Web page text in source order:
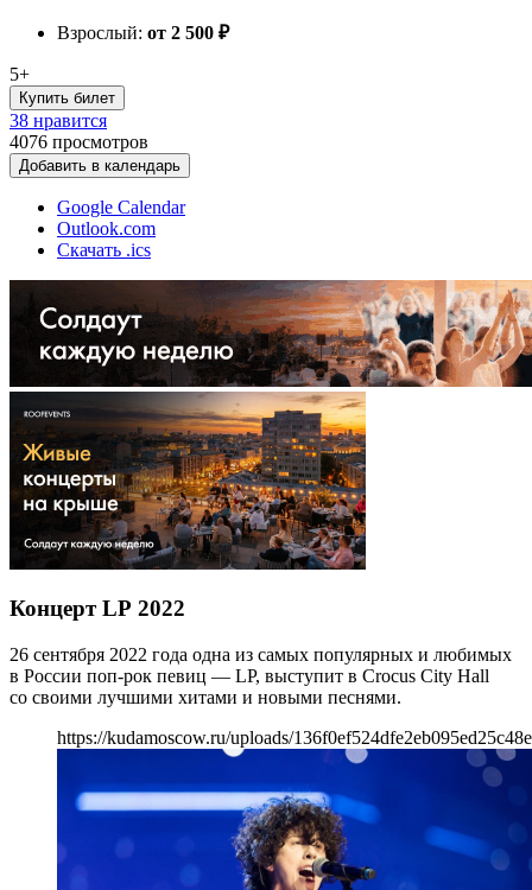
Взрослый: от 2 500 ₽
5+
Купить билет
38 нравится
4076 просмотров
Добавить в календарь
Google Calendar
Outlook.com
Скачать .ics
Концерт LP 2022
26 сентября 2022 года одна из самых популярных и любимых
в России поп-рок певиц — LP, выступит в Crocus City Hall
со своими лучшими хитами и новыми песнями.
https://kudamoscow.ru/uploads/